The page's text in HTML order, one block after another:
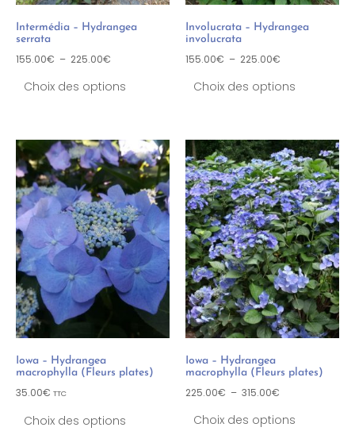
Intermédia – Hydrangea
serrata
155.00€ – 225.00€
Choix des options
Involucrata – Hydrangea
involucrata
155.00€ – 225.00€
Choix des options
Iowa – Hydrangea
macrophylla (Fleurs plates)
35.00€ TTC
Choix des options
Iowa – Hydrangea
macrophylla (Fleurs plates)
225.00€ – 315.00€
Choix des options